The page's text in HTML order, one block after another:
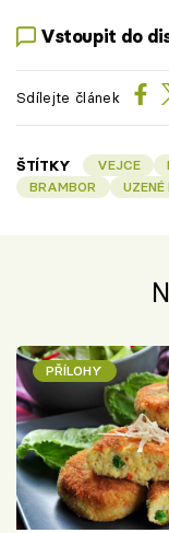
Vstoupit do
Sdílejte článek
ŠTÍTKY VEJCE
BRAMBOR
PŘÍLOHY